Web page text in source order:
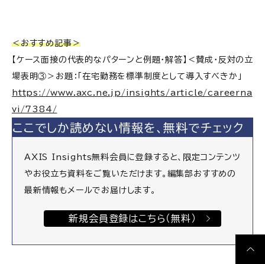
＜おすすめ記事＞
【ケース面接の代表的なパターンと例題・解答】＜賛成・反対の立
場表明③＞お題：「在宅勤務を標準制度として導入すべきか」
https://www.axc.ne.jp/insights/article/careerna
vi/7384/
ここでしか読めない情報を、無料でチェック
AXIS Insights無料会員に登録すると、限定コンテンツ
やお役立ち資料をご覧いただけます。編集部おすすめの
最新情報もメールでお届けします。
新規会員登録はこちら（無料）